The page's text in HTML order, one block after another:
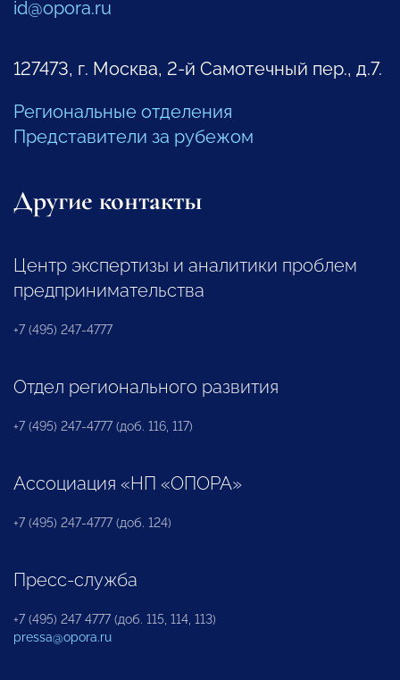
id@opora.ru
127473, г. Москва, 2-й Самотечный пер., д.7.
Региональные отделения
Представители за рубежом
Другие контакты
Центр экспертизы и аналитики проблем
предпринимательства
+7 (495) 247-4777
Отдел регионального развития
+7 (495) 247-4777 (доб. 116, 117)
Ассоциация «НП «ОПОРА»
+7 (495) 247-4777 (доб. 124)
Пресс-служба
+7 (495) 247 4777 (доб. 115, 114, 113)
pressa@opora.ru